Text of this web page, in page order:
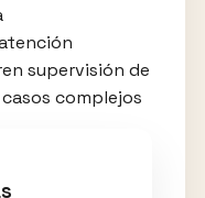
supervisión de
complejos